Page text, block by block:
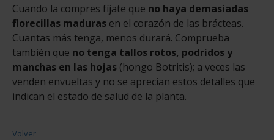
Cuando la compres fíjate que no haya demasiadas
florecillas maduras en el corazón de las brácteas.
Cuantas más tenga, menos durará. Comprueba
también que no tenga tallos rotos, podridos y
manchas en las hojas (hongo Botritis); a veces las
venden envueltas y no se aprecian estos detalles que
indican el estado de salud de la planta.
Volver